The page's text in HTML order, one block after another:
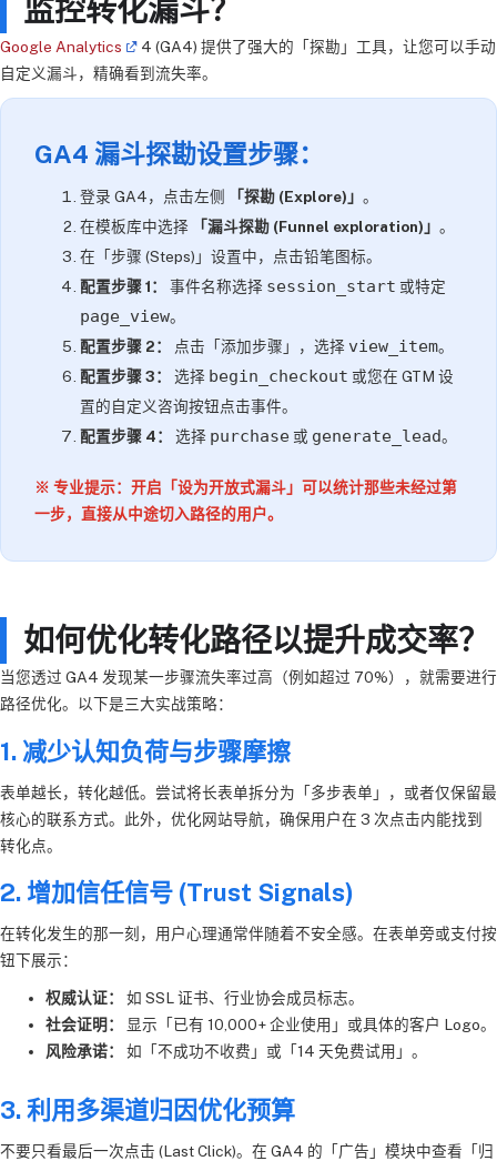
监控转化漏斗？
Google Analytics
4 (GA4) 提供了强大的「探勘」工具，让您可以手动
自定义漏斗，精确看到流失率。
GA4 漏斗探勘设置步骤：
登录 GA4，点击左侧 「探勘 (Explore)」。
在模板库中选择
「漏斗探勘 (Funnel exploration)」。
在「步骤 (Steps)」设置中，点击铅笔图标。
配置步骤 1：
事件名称选择 session_start 或特定
page_view。
配置步骤 2：
点击「添加步骤」，选择 view_item。
配置步骤 3：
选择 begin_checkout 或您在 GTM 设
置的自定义咨询按钮点击事件。
配置步骤 4：
选择 purchase 或 generate_lead。
※ 专业提示：开启「设为开放式漏斗」可以统计那些未经过第
一步，直接从中途切入路径的用户。
如何优化转化路径以提升成交率？
当您透过 GA4 发现某一步骤流失率过高（例如超过 70%），就需要进行
路径优化。以下是三大实战策略：
1. 减少认知负荷与步骤摩擦
表单越长，转化越低。尝试将长表单拆分为「多步表单」，或者仅保留最
核心的联系方式。此外，优化网站导航，确保用户在 3 次点击内能找到
转化点。
2. 增加信任信号 (Trust Signals)
在转化发生的那一刻，用户心理通常伴随着不安全感。在表单旁或支付按
钮下展示：
权威认证：
如 SSL 证书、行业协会成员标志。
社会证明：
显示「已有 10,000+ 企业使用」或具体的客户 Logo。
风险承诺：
如「不成功不收费」或「14 天免费试用」。
3. 利用多渠道归因优化预算
不要只看最后一次点击 (Last Click)。在 GA4 的「广告」模块中查看「归